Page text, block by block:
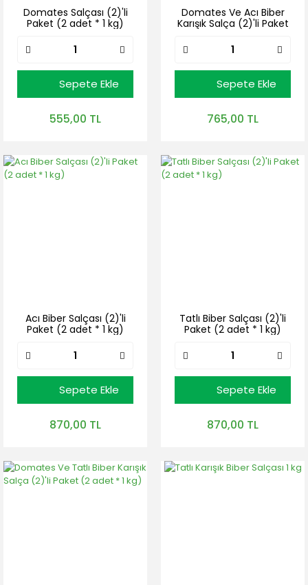
Domates Salçası (2)'li
Paket (2 adet * 1 kg)
Sepete Ekle
555,00 TL
Domates Ve Acı Biber
Karışık Salça (2)'li Paket
Sepete Ekle
765,00 TL
Acı Biber Salçası (2)'li
Paket (2 adet * 1 kg)
Sepete Ekle
870,00 TL
Tatlı Biber Salçası (2)'li
Paket (2 adet * 1 kg)
Sepete Ekle
870,00 TL